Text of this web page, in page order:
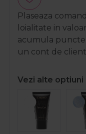
Plaseaza
loialitate in
acumula puncte
un cont de
Vezi alte optiuni